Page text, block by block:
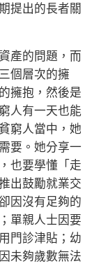
提出的長者關
產的問題，而
個層次的擁
擁抱，然後是
人有一天也能
窮人當中，她
要。她分享一
也要學懂「走
出鼓勵就業交
因沒有足夠的
單親人士因要
門診津貼；幼
未夠歲數無法